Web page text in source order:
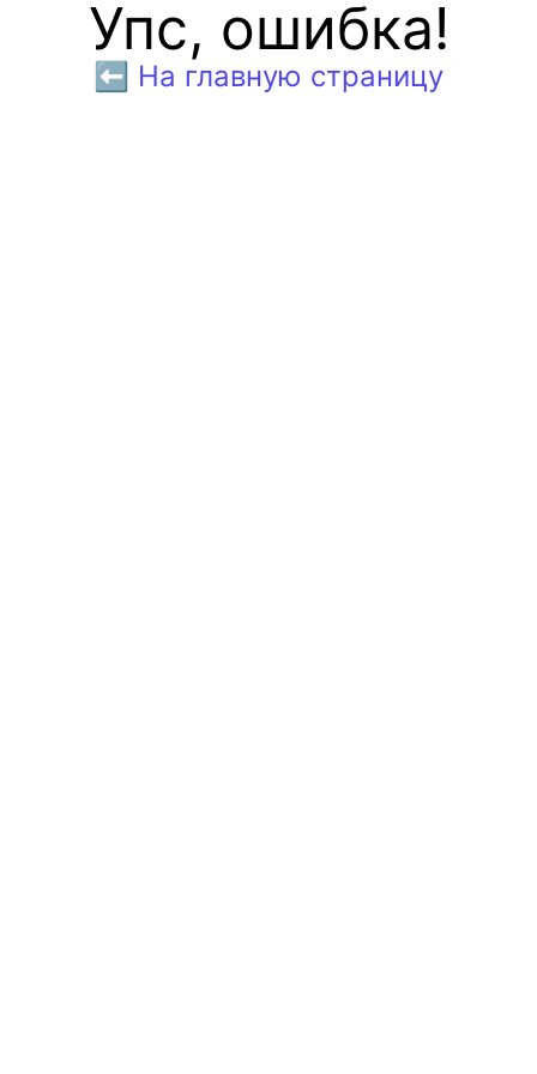
Упс, ошибка!
⬅️ На главную страницу